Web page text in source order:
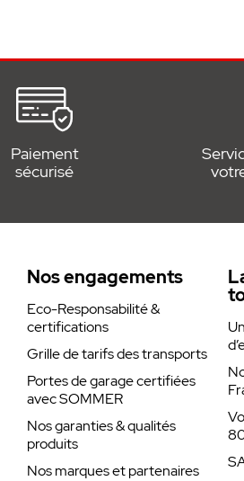
Paiement
sécurisé
Nos engagements
Eco-Responsabilité &
certifications
Grille de tarifs des transports
Portes de garage certifiées
avec SOMMER
Nos garanties & qualités
produits
Nos marques et partenaires